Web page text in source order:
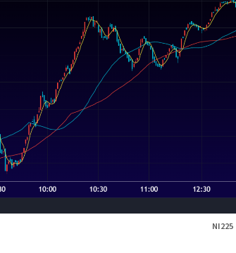
NI225